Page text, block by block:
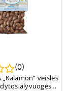
(0)
veislės